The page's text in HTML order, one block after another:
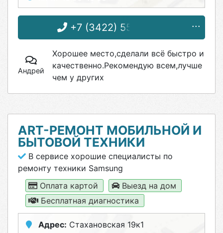
+7 (3422) 55-40-38
Андрей
Хорошее место,сделали всё быстро и
качественно.Рекомендую всем,лучше
чем у других
ART-РЕМОНТ МОБИЛЬНОЙ И
БЫТОВОЙ ТЕХНИКИ
В сервисе хорошие специалисты по
ремонту техники Samsung
Оплата картой
Выезд на дом
Бесплатная диагностика
Адрес: Стахановская 19к1